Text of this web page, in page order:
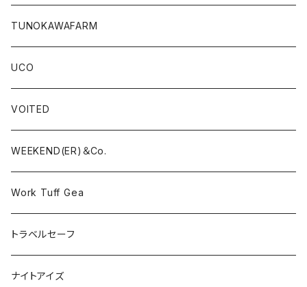
TUNOKAWAFARM
UCO
VOITED
WEEKEND(ER)＆Co.
Work Tuff Gea
トラベルセーフ
ナイトアイズ